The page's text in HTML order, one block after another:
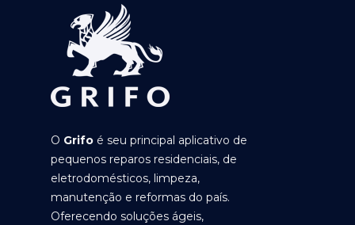
O Grifo é seu principal aplicativo de
pequenos reparos residenciais, de
eletrodomésticos, limpeza,
manutenção e reformas do país.
Oferecendo soluções ágeis,